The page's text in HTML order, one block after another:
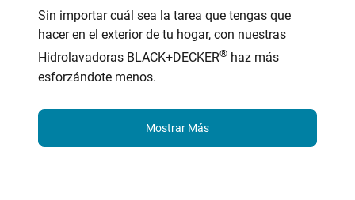
Sin importar cuál sea la tarea que tengas que
hacer en el exterior de tu hogar, con nuestras
Hidrolavadoras BLACK+DECKER® haz más
esforzándote menos.
Mostrar Más